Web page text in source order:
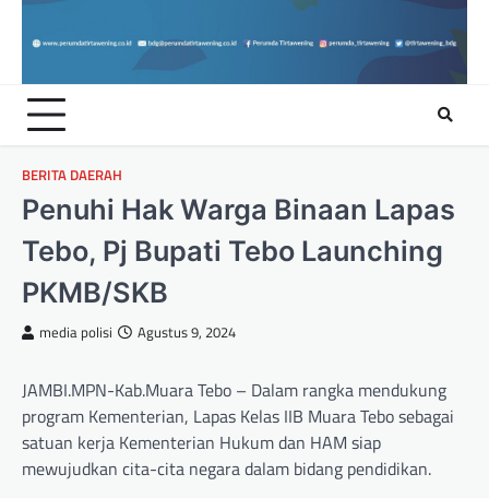
BERITA DAERAH
Penuhi Hak Warga Binaan Lapas
Tebo, Pj Bupati Tebo Launching
PKMB/SKB
media polisi Agustus 9, 2024
JAMBI.MPN-Kab.Muara Tebo – Dalam rangka mendukung
program Kementerian, Lapas Kelas IIB Muara Tebo sebagai
satuan kerja Kementerian Hukum dan HAM siap
mewujudkan cita-cita negara dalam bidang pendidikan.